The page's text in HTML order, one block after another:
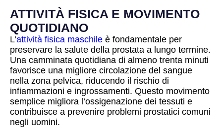
ATTIVITÀ FISICA E MOVIMENTO
QUOTIDIANO
L’attività fisica maschile è fondamentale per
preservare la salute della prostata a lungo termine.
Una camminata quotidiana di almeno trenta minuti
favorisce una migliore circolazione del sangue
nella zona pelvica, riducendo il rischio di
infiammazioni e ingrossamenti. Questo movimento
semplice migliora l’ossigenazione dei tessuti e
contribuisce a prevenire problemi prostatici comuni
negli uomini.